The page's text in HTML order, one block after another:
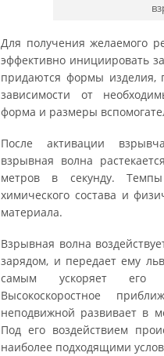
Для получения желаемого
эффективно инициировать
придаются формы изделия,
зависимости от
форма и размеры
После активации
взрывная волна
метров в секунду.
химического состава и
материала.
Взрывная волна
зарядом, и передает ему
самым ускоряет его
Высокоскоростное
неподвижной развивает в
Под его воздействием
наиболее подходящими